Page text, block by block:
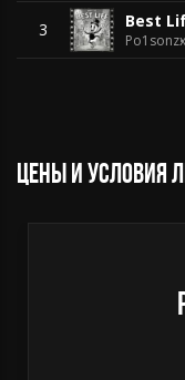
3 Best
Po1sonzx
Цены и условия